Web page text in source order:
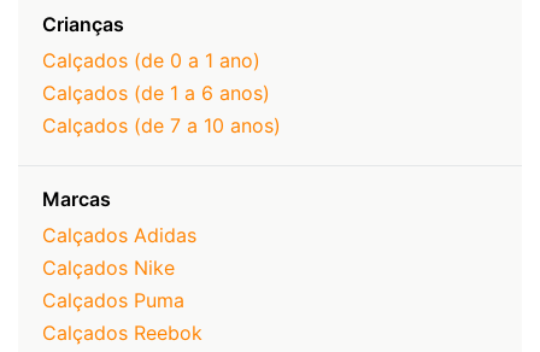
Crianças
Calçados (de 0 a 1 ano)
Calçados (de 1 a 6 anos)
Calçados (de 7 a 10 anos)
Marcas
Calçados Adidas
Calçados Nike
Calçados Puma
Calçados Reebok